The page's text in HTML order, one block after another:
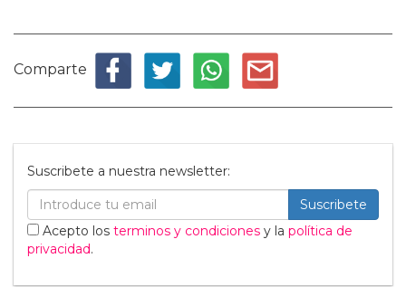
Comparte
Suscribete a nuestra newsletter:
Suscribete
Acepto los terminos y condiciones y la política de
privacidad.